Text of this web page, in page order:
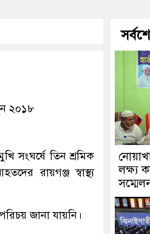
২০১৮
সংঘর্ষে তিন শ্রমিক
রায়গঞ্জ স্বাস্থ্য
জানা যায়নি।
লক্ষ্য